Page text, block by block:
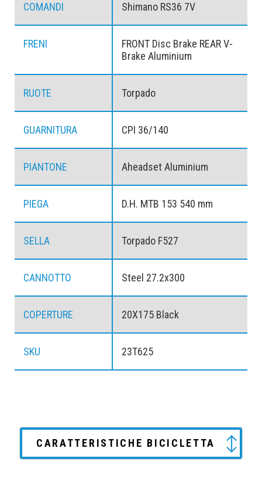
COMANDI Shimano RS36 7V
FRENI
FRONT Disc Brake REAR V-
Brake Aluminium
RUOTE Torpado
GUARNITURA CPI 36/140
PIANTONE Aheadset Aluminium
PIEGA D.H. MTB 153 540 mm
SELLA Torpado F527
CANNOTTO Steel 27.2x300
COPERTURE 20X175 Black
SKU 23T625
CARATTERISTICHE BICICLETTA